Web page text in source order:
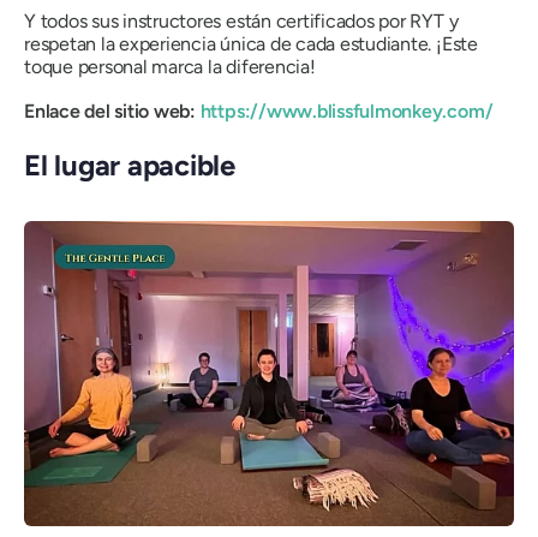
Y todos sus instructores están certificados por RYT y
respetan la experiencia única de cada estudiante. ¡Este
toque personal marca la diferencia!
Enlace del sitio web: https://www.blissfulmonkey.com/
El lugar apacible